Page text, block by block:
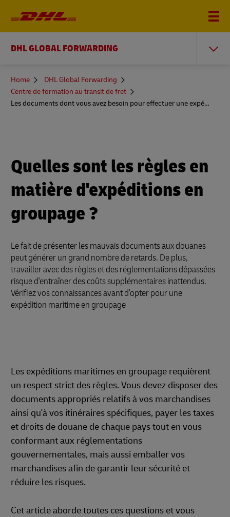
DHL GLOBAL FORWARDING
You
here
Home
DHL Global Forwarding
Centre de formation au transit de fret
Les documents dont vous avez besoin pour effectuer une expédition LCL
Quelles sont les règles en
matière d'expéditions en
groupage ?
Le fait de présenter les mauvais documents aux douanes
peut générer un grand nombre de retards. De plus,
travailler avec des règles et des réglementations dépassées
risque d'entraîner des coûts supplémentaires inattendus.
Vérifiez vos connaissances avant d'opter pour une
expédition maritime en groupage
Les expéditions maritimes en groupage requièrent
un respect strict des règles. Vous devez disposer des
documents appropriés relatifs à vos marchandises
ainsi qu'à vos itinéraires spécifiques, payer les taxes
et droits de douane de chaque pays tout en vous
conformant aux réglementations
gouvernementales, mais aussi emballer vos
marchandises afin de garantir leur sécurité et
réduire les risques.
Cet article aborde toutes ces questions et vous